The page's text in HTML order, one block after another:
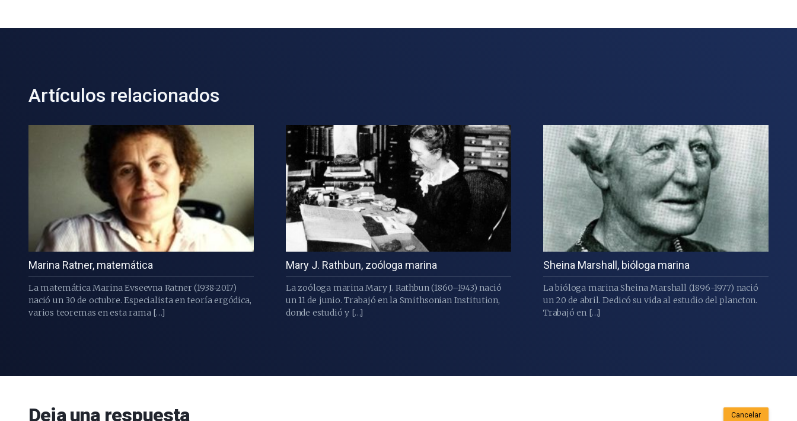
Artículos relacionados
Marina Ratner, matemática
La matemática Marina Evseevna Ratner (1938-2017)
nació un 30 de octubre. Especialista en teoría ergódica,
varios teoremas en esta rama […]
Mary J. Rathbun, zoóloga marina
La zoóloga marina Mary J. Rathbun (1860–1943) nació
un 11 de junio. Trabajó en la Smithsonian Institution,
donde estudió y […]
Sheina Marshall, bióloga marina
La bióloga marina Sheina Marshall (1896-1977) nació
un 20 de abril. Dedicó su vida al estudio del plancton.
Trabajó en […]
Deja una respuesta Cancelar